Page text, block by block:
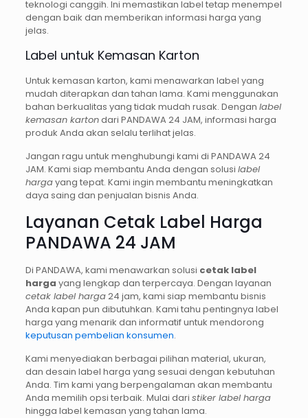
teknologi canggih. Ini memastikan label tetap menempel
dengan baik dan memberikan informasi harga yang
jelas.
Label untuk Kemasan Karton
Untuk kemasan karton, kami menawarkan label yang
mudah diterapkan dan tahan lama. Kami menggunakan
bahan berkualitas yang tidak mudah rusak. Dengan label
kemasan kartondari PANDAWA 24 JAM, informasi harga
produk Anda akan selalu terlihat jelas.
Jangan ragu untuk menghubungi kami di PANDAWA 24
JAM. Kami siap membantu Anda dengan solusi label
hargayang tepat. Kami ingin membantu meningkatkan
daya saing dan penjualan bisnis Anda.
Layanan Cetak Label Harga
PANDAWA 24 JAM
Di PANDAWA, kami menawarkan solusi cetak label
harga yang lengkap dan terpercaya. Dengan layanan
cetak label harga24 jam, kami siap membantu bisnis
Anda kapan pun dibutuhkan. Kami tahu pentingnya label
harga yang menarik dan informatif untuk mendorong
keputusan pembelian konsumen.
Kami menyediakan berbagai pilihan material, ukuran,
dan desain label harga yang sesuai dengan kebutuhan
Anda. Tim kami yang berpengalaman akan membantu
Anda memilih opsi terbaik. Mulai dari stiker label harga
hingga label kemasan yang tahan lama.